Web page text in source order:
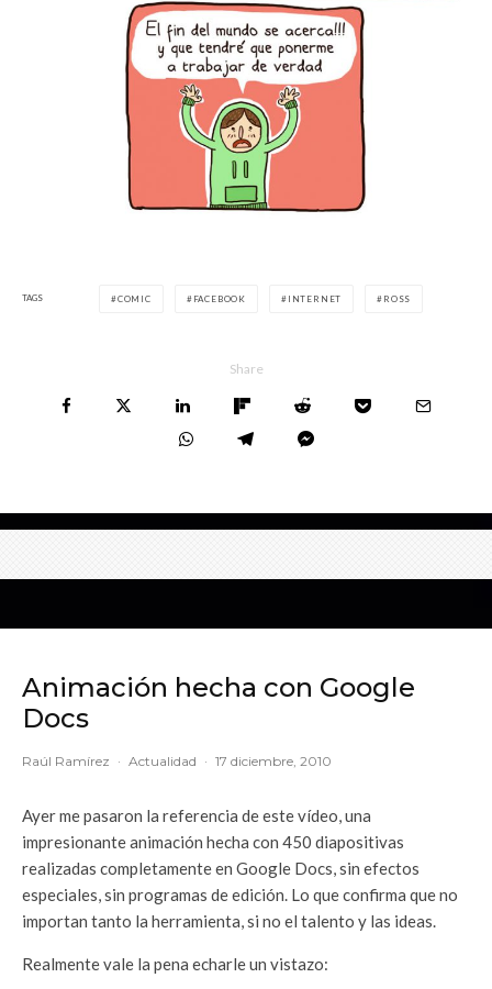
TAGS COMIC FACEBOOK INTERNET ROSS
Share
Animación hecha con Google
Docs
Raúl Ramírez · Actualidad · 17 diciembre, 2010
Ayer me pasaron la referencia de este vídeo, una
impresionante animación hecha con 450 diapositivas
realizadas completamente en Google Docs, sin efectos
especiales, sin programas de edición. Lo que confirma que no
importan tanto la herramienta, si no el talento y las ideas.
Realmente vale la pena echarle un vistazo: